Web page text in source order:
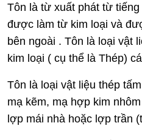
Tôn là từ xuất phát từ
được làm từ kim loại và
bên ngoài . Tôn là loại vật
kim loại ( cụ thể là Thép)
Tôn là loại vật liệu thép
mạ kẽm, mạ hợp kim
lợp mái nhà hoặc lợp trần